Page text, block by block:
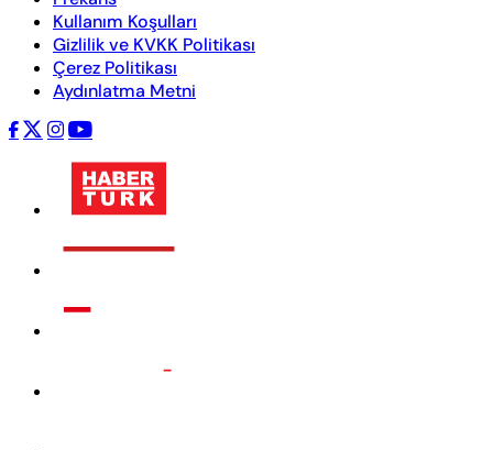
Kullanım Koşulları
Gizlilik ve KVKK Politikası
Çerez Politikası
Aydınlatma Metni